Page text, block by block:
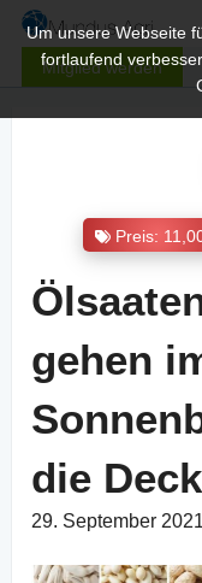
Mitglied werden
Um unsere Webseite
fortlaufend
Preis:
gehen
die
29. September